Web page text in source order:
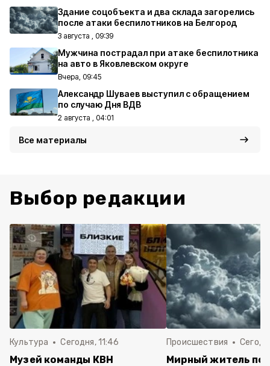
Здание соцобъекта и два склада загорелись
после атаки беспилотников на Белгород
3 августа , 09:39
Мужчина пострадал при атаке беспилотника
на авто в Яковлевском округе
Вчера, 09:45
Александр Шуваев выступил с обращением
по случаю Дня ВДВ
2 августа , 04:01
Все материалы
Выбор редакции
Культура Сегодня, 11:46
Музей команды КВН
Происшествия
Мирный житель